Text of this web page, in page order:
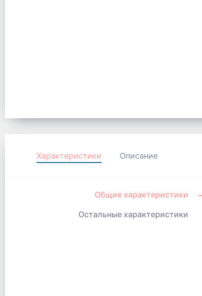
Характеристики Описание
Общие характеристики
Остальные характеристики